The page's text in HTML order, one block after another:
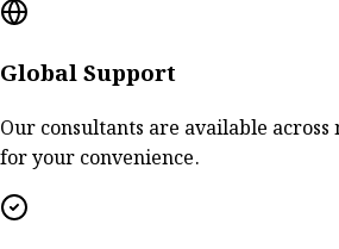
Global Support
Our consultants are available
for your convenience.